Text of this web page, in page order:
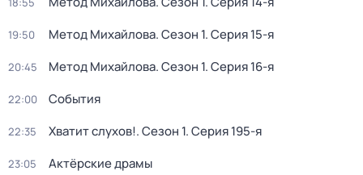
19:50 Метод Михайлова. Сезон 1. Серия 15-я
20:45 Метод Михайлова. Сезон 1. Серия 16-я
22:00 События
22:35 Хватит слухов!. Сезон 1. Серия 195-я
23:05 Актёрские драмы